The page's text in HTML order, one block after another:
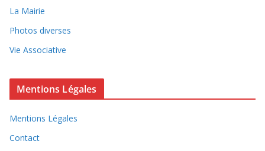
La Mairie
Photos diverses
Vie Associative
Mentions Légales
Mentions Légales
Contact